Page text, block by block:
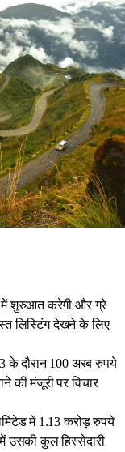
में शुरुआत करेगी और ग्रे
लिस्टिंग देखने के लिए
के दौरान 100 अरब रुपये
की मंजूरी पर विचार
में 1.13 करोड़ रुपये
उसकी कुल हिस्सेदारी